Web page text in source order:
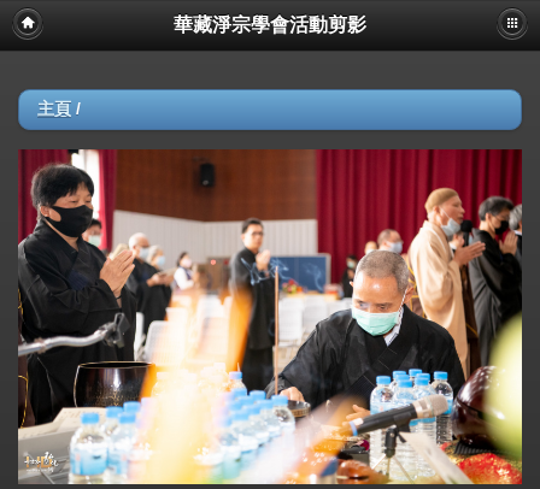
華藏淨宗學會活動剪影
主頁 /